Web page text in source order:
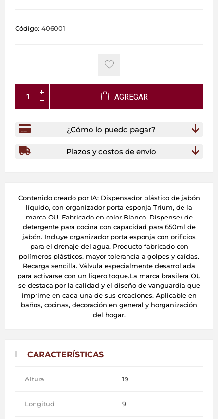
Código: 406001
AGREGAR
¿Cómo lo puedo pagar?
Plazos y costos de envío
Contenido creado por IA: Dispensador plástico de jabón
líquido, con organizador porta esponja Trium, de la
marca OU. Fabricado en color Blanco. Dispenser de
detergente para cocina con capacidad para 650ml de
jabón. Incluye organizador porta esponja con orificios
para el drenaje del agua. Producto fabricado con
polímeros plásticos, mayor tolerancia a golpes y caídas.
Recarga sencilla. Válvula especialmente desarrollada
para activarse con un ligero toque.La marca brasilera OU
se destaca por la calidad y el diseño de vanguardia que
imprime en cada una de sus creaciones. Aplicable en
baños, cocinas, decoración en general y horganización
del hogar.
CARACTERÍSTICAS
Altura 19
Longitud 9